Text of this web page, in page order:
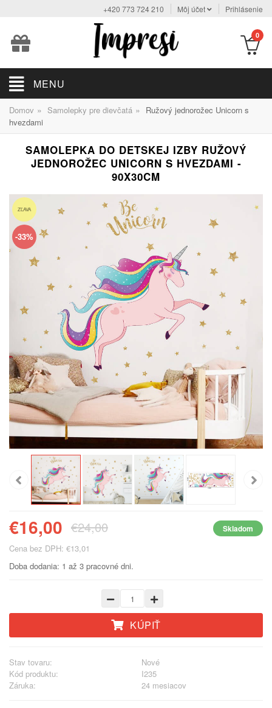
+420 773 724 210 Môj účet Prihlásenie
0
MENU
Domov » Samolepky pre dievčatá » Ružový jednorožec Unicorn s
hvezdami
SAMOLEPKA DO DETSKEJ IZBY RUŽOVÝ
JEDNOROŽEC UNICORN S HVEZDAMI -
90X30CM
ZĽAVA
-33%
€16,00 €24,00 Skladom
Cena bez DPH: €13,01
Doba dodania: 1 až 3 pracovné dni.
KÚPIŤ
Stav tovaru:
Nové
Kód produktu:
I235
Záruka:
24 mesiacov